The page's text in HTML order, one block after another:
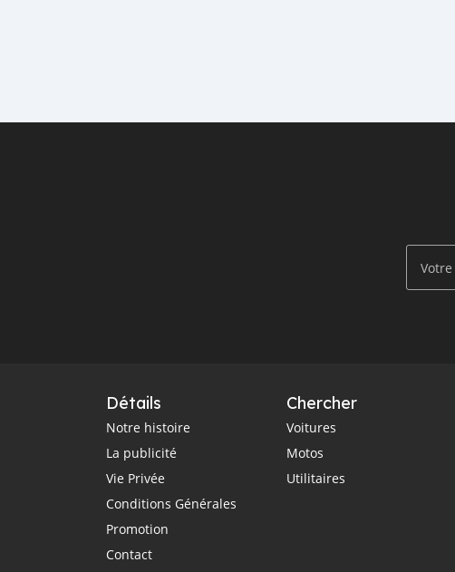
Détails
Notre histoire
La publicité
Vie Privée
Conditions Générales
Promotion
Contact
Chercher
Voitures
Motos
Utilitaires